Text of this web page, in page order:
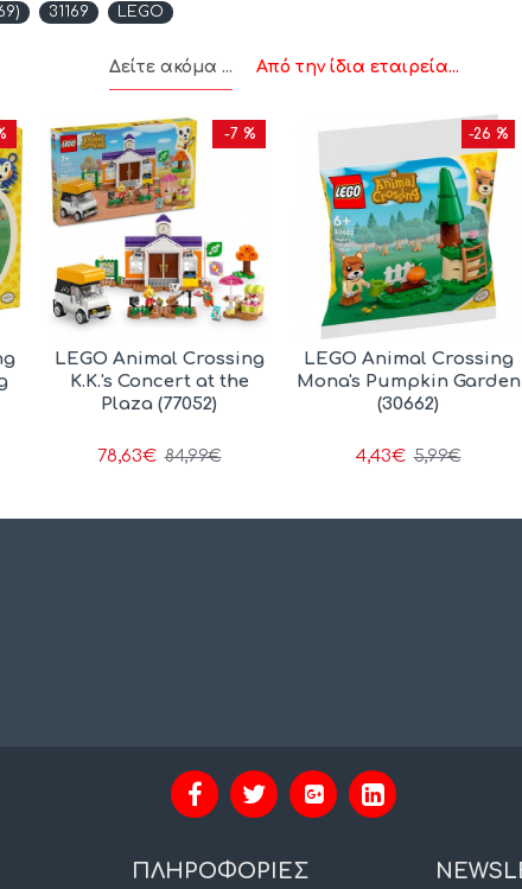
31169 LEGO
Δείτε ακόμα ... Από την ίδια εταιρεία...
-7 %
LEGO Animal Crossing
K.K.'s Concert at the
Plaza (77052)
78,63€ 84,99€
-26 %
LEGO Animal Crossing
Mona's Pumpkin Garden
(30662)
4,43€ 5,99€
ΠΛΗΡΟΦΟΡΙΕΣ